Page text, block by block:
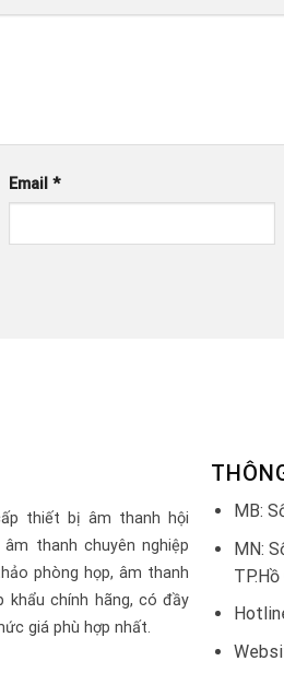
Email*
thiết bị âm thanh hội
thanh chuyên nghiệp
phòng họp, âm thanh
khẩu chính hãng, có đầy
giá phù hợp nhất.
MB:
MN: